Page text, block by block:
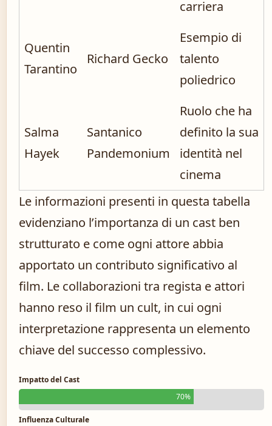
carriera
Quentin
Tarantino
Richard Gecko
Esempio di
talento
poliedrico
Salma
Hayek
Santanico
Pandemonium
Ruolo che ha
definito la sua
identità nel
cinema
Le informazioni presenti in questa tabella
evidenziano l’importanza di un cast ben
strutturato e come ogni attore abbia
apportato un contributo significativo al
film. Le collaborazioni tra regista e attori
hanno reso il film un cult, in cui ogni
interpretazione rappresenta un elemento
chiave del successo complessivo.
Impatto del Cast
70%
Influenza Culturale